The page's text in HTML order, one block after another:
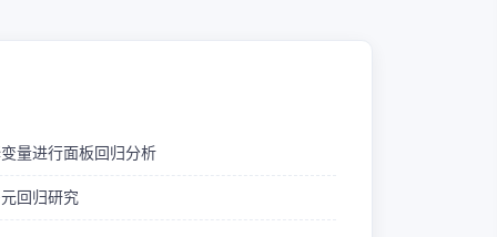
量进行面板回归分析
回归研究